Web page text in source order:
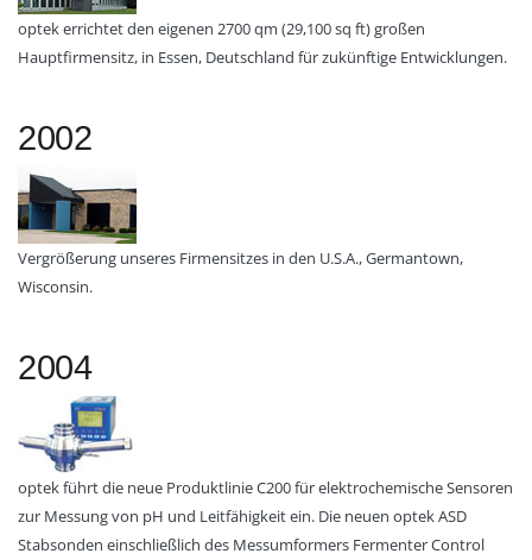
optek errichtet den eigenen 2700 qm (29,100 sq ft) großen
Hauptfirmensitz, in Essen, Deutschland für zukünftige Entwicklungen.
2002
Vergrößerung unseres Firmensitzes in den U.S.A., Germantown,
Wisconsin.
2004
optek führt die neue Produktlinie C200 für elektrochemische Sensoren
zur Messung von pH und Leitfähigkeit ein. Die neuen optek ASD
Stabsonden einschließlich des Messumformers Fermenter Control